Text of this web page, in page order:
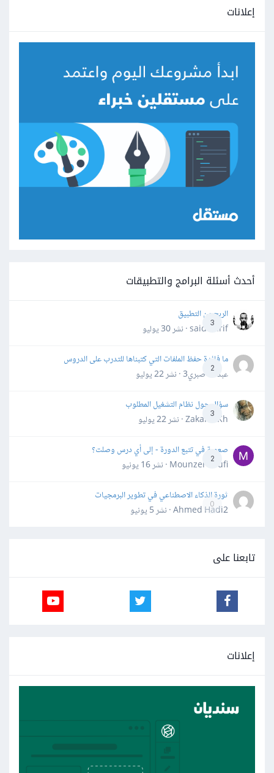
إعلانات
أحدث أسئلة البرامج والتطبيقات
3
الربح من التطبيق
said darif · نشر
30 يوليو
2
ما فائدة حفظ الملفات التي كتبناها للتدرب على الدروس
عبدالله صبري3 · نشر
22 يوليو
3
سؤال حول نظام التشغيل المطلوب
Zakaria Kh · نشر
22 يوليو
2
صعوبة في تتبع الدورة - إلى أي درس وصلت؟
Mounzer Soufi · نشر
16 يونيو
0
ثورة الذكاء الاصطناعي في تطوير البرمجيات
Ahmed Hadi2 · نشر
5 يونيو
تابعنا على
إعلانات